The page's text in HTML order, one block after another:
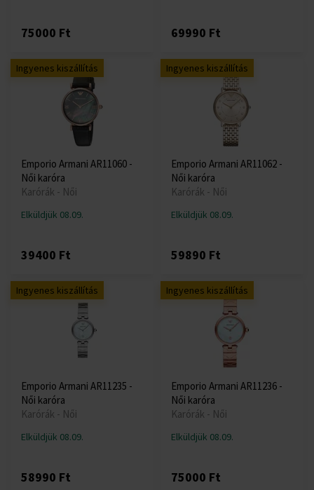
75000 Ft 69990 Ft
Ingyenes kiszállítás
Emporio Armani AR11060 -
Női karóra
Karórák - Női
Elküldjük 08.09.
39400 Ft
Ingyenes kiszállítás
Emporio Armani AR11062 -
Női karóra
Karórák - Női
Elküldjük 08.09.
59890 Ft
Ingyenes kiszállítás
Emporio Armani AR11235 -
Női karóra
Karórák - Női
Elküldjük 08.09.
58990 Ft
Ingyenes kiszállítás
Emporio Armani AR11236 -
Női karóra
Karórák - Női
Elküldjük 08.09.
75000 Ft